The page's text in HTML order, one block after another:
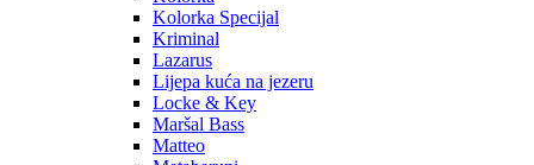
Kolorka Specijal
Kriminal
Lazarus
Lijepa kuća na jezeru
Locke & Key
Maršal Bass
Matteo